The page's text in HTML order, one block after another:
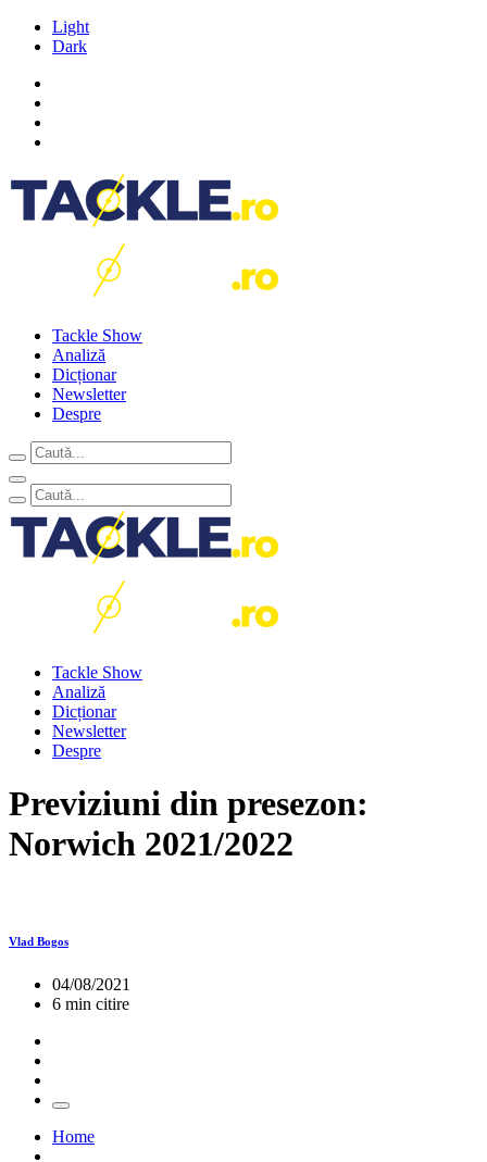
Light
Dark
Tackle Show
Analiză
Dicționar
Newsletter
Despre
Tackle Show
Analiză
Dicționar
Newsletter
Despre
Previziuni din presezon:
Norwich 2021/2022
Vlad Bogos
04/08/2021
6 min citire
Home